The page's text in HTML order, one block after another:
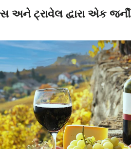
અને ટ્રાવેલ દ્વારા એક જર્ની